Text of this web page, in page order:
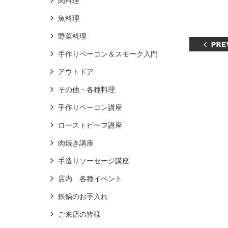
魚料理
野菜料理
手作りベーコン＆スモーク入門
アウトドア
その他・各種料理
手作りベーコン講座
ローストビーフ講座
肉焼き講座
手造りソーセージ講座
店内 各種イベント
鉄鍋のお手入れ
ご来店の皆様